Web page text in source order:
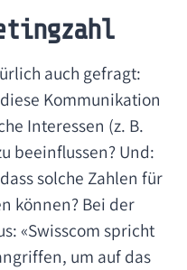
auch gefragt:
Kommunikation
Interessen (z. B.
beeinflussen? Und:
solche Zahlen für
können? Bei der
«Swisscom spricht
um auf das